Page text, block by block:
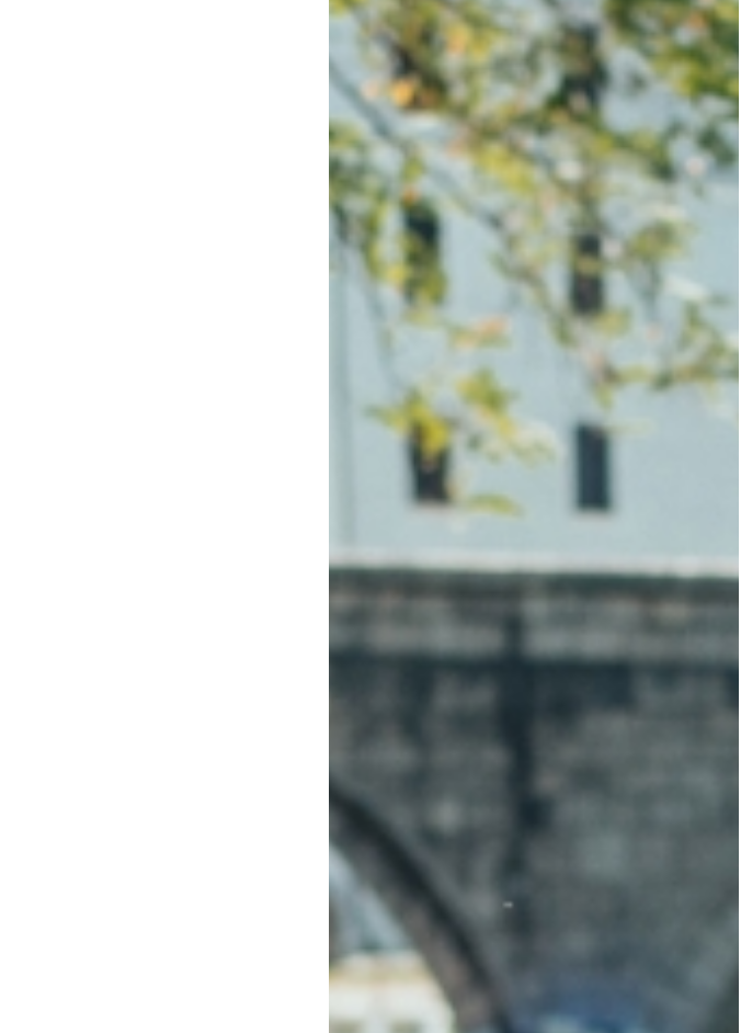
VIŠE INFORMACIJA
VIŠE INFORMACIJA